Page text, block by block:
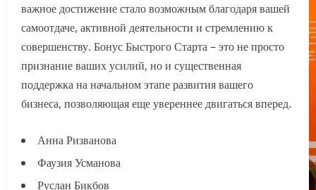
важное достижение стало возможным благодаря вашей
самоотдаче, активной деятельности и стремлению к
совершенству. Бонус Быстрого Старта – это не просто
признание ваших усилий, но и существенная
поддержка на начальном этапе развития вашего
бизнеса, позволяющая еще увереннее двигаться вперед.
Анна Ризванова
Фаузия Усманова
Руслан Бикбов